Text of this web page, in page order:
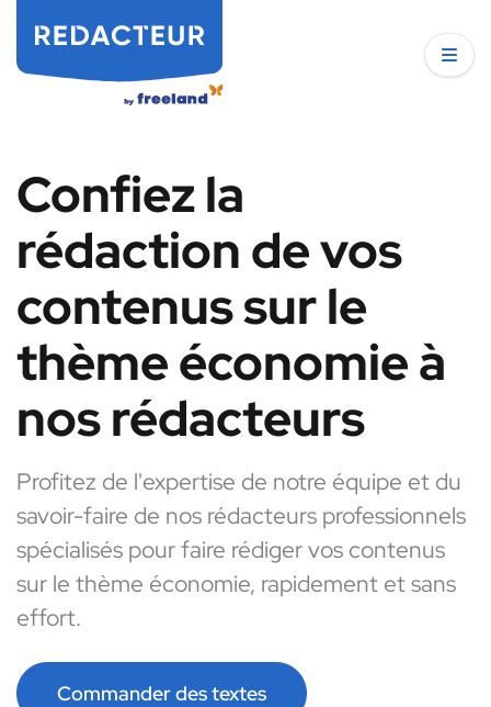
Confiez la
rédaction de vos
contenus sur le
thème économie à
nos rédacteurs
Profitez de l'expertise de notre équipe et du
savoir-faire de nos rédacteurs professionnels
spécialisés pour faire rédiger vos contenus
sur le thème économie, rapidement et sans
effort.
Commander des textes